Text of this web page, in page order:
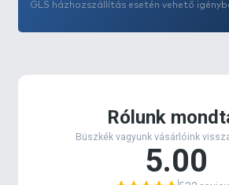
GLS házhozszállítás esetén vehető